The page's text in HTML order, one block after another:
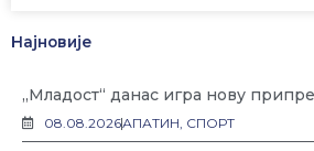
Најновије
„Младост“ данас игра нову
08.08.2026АПАТИН, СПОРТ